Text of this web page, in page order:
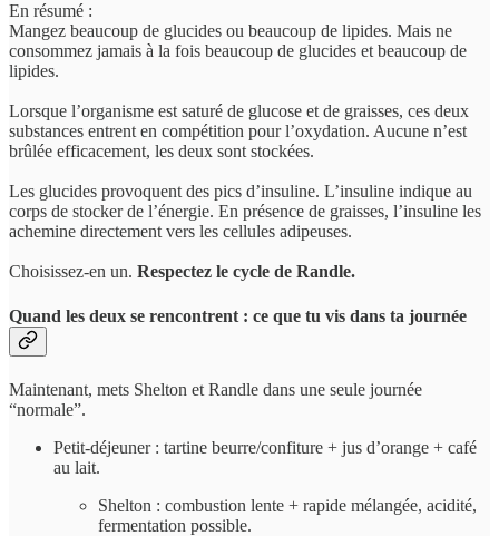
En résumé :
Mangez beaucoup de glucides ou beaucoup de lipides. Mais ne
consommez jamais à la fois beaucoup de glucides et beaucoup de
lipides.
Lorsque l’organisme est saturé de glucose et de graisses, ces deux
substances entrent en compétition pour l’oxydation. Aucune n’est
brûlée efficacement, les deux sont stockées.
Les glucides provoquent des pics d’insuline. L’insuline indique au
corps de stocker de l’énergie. En présence de graisses, l’insuline les
achemine directement vers les cellules adipeuses.
Choisissez-en un. Respectez le cycle de Randle.
Quand les deux se rencontrent : ce que tu vis dans ta journée
Maintenant, mets Shelton et Randle dans une seule journée
“normale”.
Petit-déjeuner : tartine beurre/confiture + jus d’orange + café
au lait.
Shelton : combustion lente + rapide mélangée, acidité,
fermentation possible.